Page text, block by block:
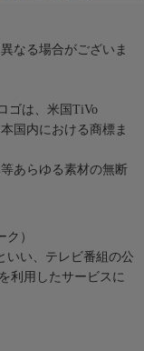
なる場合がございま
ゴは、米国TiVo
国内における商標ま
あらゆる素材の無断
）
いい、テレビ番組の公
利用したサービスに